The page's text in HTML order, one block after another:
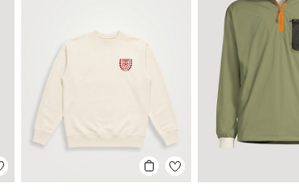
MACKAGE
POLO RALPH LAUREN